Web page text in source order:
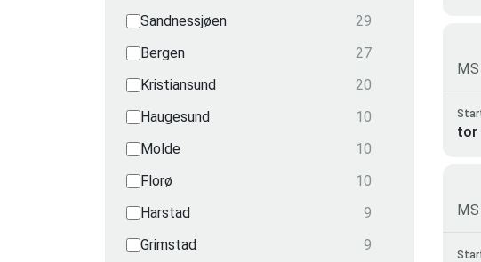
Nautical
0
OPITO
0
Radio
0
Security
0
Radiation
0
Transportation
0
Sandnessjøen
29
Bergen
27
Kristiansund
20
Haugesund
10
Molde
10
Florø
10
Harstad
9
Grimstad
9
tor